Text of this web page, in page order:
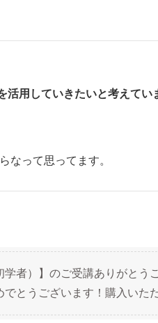
活用していきたいと考えてい
なって思ってます。
者）】のご受講ありがとう
とうございます！購入いた